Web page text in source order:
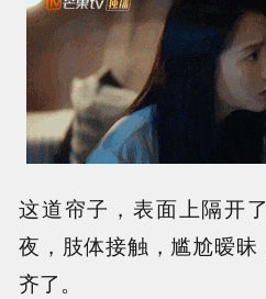
这道帘子，表面上隔开
夜，肢体接触，尴尬暧
齐了。